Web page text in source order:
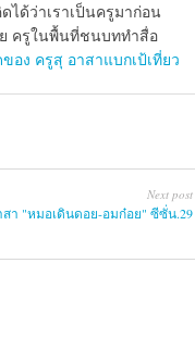
ได้ว่าเราเป็นครูมาก่อน
ย ครูในพื้นที่ชนบททำสื่อ
อง ครูสุ อาสาแบกเป้เที่ยว
Next post
า​ "หมอเดิน​ดอย-อมก๋อย​" ซีซั่น.29